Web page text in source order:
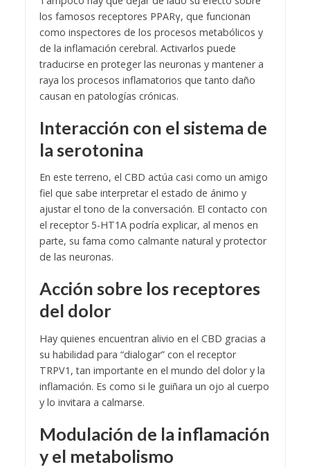
los famosos receptores PPARγ, que funcionan
como inspectores de los procesos metabólicos y
de la inflamación cerebral. Activarlos puede
traducirse en proteger las neuronas y mantener a
raya los procesos inflamatorios que tanto daño
causan en patologías crónicas.
Interacción con el sistema de
la serotonina
En este terreno, el CBD actúa casi como un amigo
fiel que sabe interpretar el estado de ánimo y
ajustar el tono de la conversación. El contacto con
el receptor 5-HT1A podría explicar, al menos en
parte, su fama como calmante natural y protector
de las neuronas.
Acción sobre los receptores
del dolor
Hay quienes encuentran alivio en el CBD gracias a
su habilidad para “dialogar” con el receptor
TRPV1, tan importante en el mundo del dolor y la
inflamación. Es como si le guiñara un ojo al cuerpo
y lo invitara a calmarse.
Modulación de la inflamación
y el metabolismo